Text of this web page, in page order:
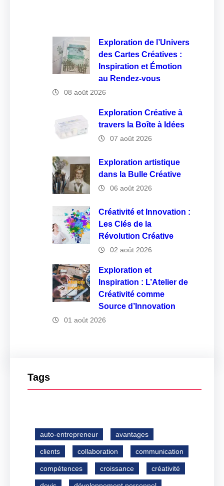
Exploration de l’Univers
des Cartes Créatives :
Inspiration et Émotion
au Rendez-vous
08 août 2026
Exploration Créative à
travers la Boîte à Idées
07 août 2026
Exploration artistique
dans la Bulle Créative
06 août 2026
Créativité et Innovation :
Les Clés de la
Révolution Créative
02 août 2026
Exploration et
Inspiration : L’Atelier de
Créativité comme
Source d’Innovation
01 août 2026
Tags
auto-entrepreneur avantages
clients collaboration communication
compétences croissance créativité